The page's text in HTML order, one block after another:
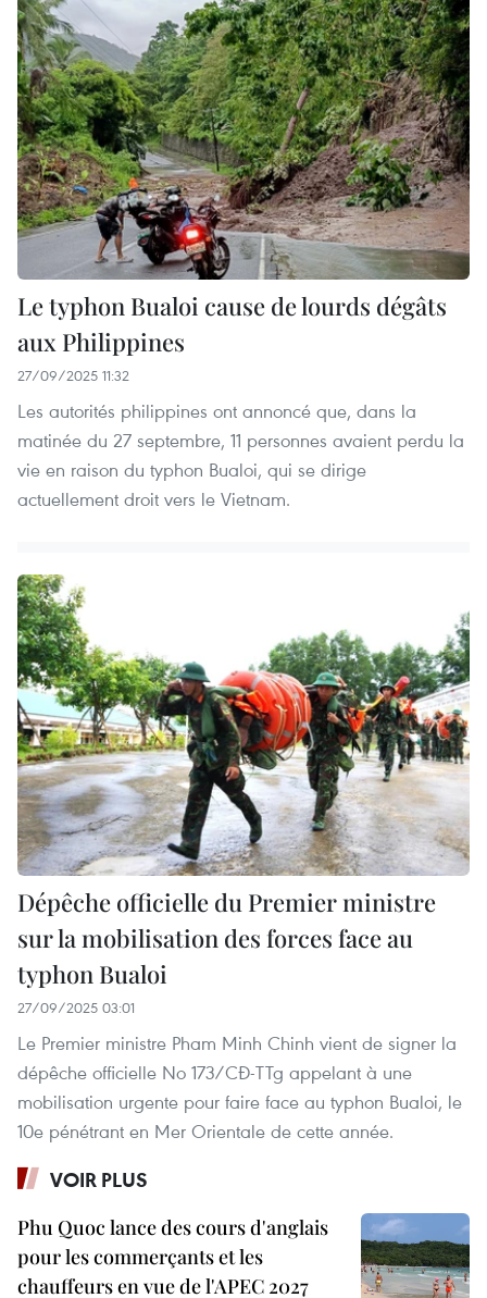
Le typhon Bualoi cause de lourds dégâts
aux Philippines
27/09/2025 11:32
Les autorités philippines ont annoncé que, dans la
matinée du 27 septembre, 11 personnes avaient perdu la
vie en raison du typhon Bualoi, qui se dirige
actuellement droit vers le Vietnam.
Dépêche officielle du Premier ministre
sur la mobilisation des forces face au
typhon Bualoi
27/09/2025 03:01
Le Premier ministre Pham Minh Chinh vient de signer la
dépêche officielle No 173/CĐ-TTg appelant à une
mobilisation urgente pour faire face au typhon Bualoi, le
10e pénétrant en Mer Orientale de cette année.
VOIR PLUS
Phu Quoc lance des cours d'anglais
pour les commerçants et les
chauffeurs en vue de l'APEC 2027